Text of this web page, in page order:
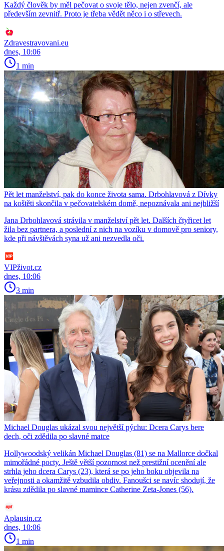
Každý člověk by měl pečovat o svoje tělo, nejen zvenčí, ale
především zevnitř. Proto je třeba vědět něco i o střevech.
Zdravestravovani.eu
dnes, 10:06
1 min
Pět let manželství, pak do konce života sama. Drbohlavová z Dívky
na koštěti skončila v pečovatelském domě, nepoznávala ani nejbližší
Jana Drbohlavová strávila v manželství pět let. Dalších čtyřicet let
žila bez partnera, a poslední z nich na vozíku v domově pro seniory,
kde při návštěvách syna už ani nezvedla oči.
VIPživot.cz
dnes, 10:06
3 min
Michael Douglas ukázal svou největší pýchu: Dcera Carys bere
dech, oči zdědila po slavné matce
Hollywoodský velikán Michael Douglas (81) se na Mallorce dočkal
mimořádné pocty. Ještě větší pozornost než prestižní ocenění ale
strhla jeho dcera Carys (23), která se po jeho boku objevila na
veřejnosti a okamžitě vzbudila obdiv. Fanoušci se navíc shodují, že
krásu zdědila po slavné mamince Catherine Zeta-Jones (56).
Aplausin.cz
dnes, 10:06
1 min